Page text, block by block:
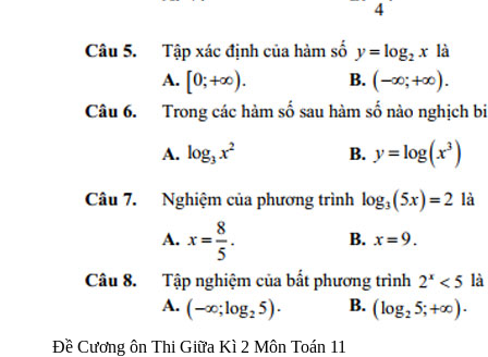
Đề Cương ôn Thi Giữa Kì 2 Môn Toán 11